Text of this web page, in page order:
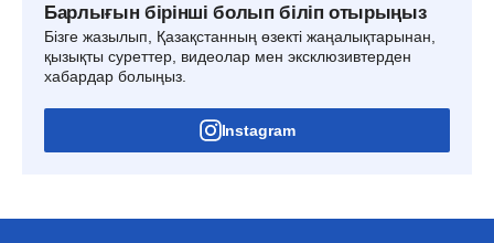
Барлығын бірінші болып біліп отырыңыз
Бізге жазылып, Қазақстанның өзекті жаңалықтарынан,
қызықты суреттер, видеолар мен эксклюзивтерден
хабардар болыңыз.
Instagram